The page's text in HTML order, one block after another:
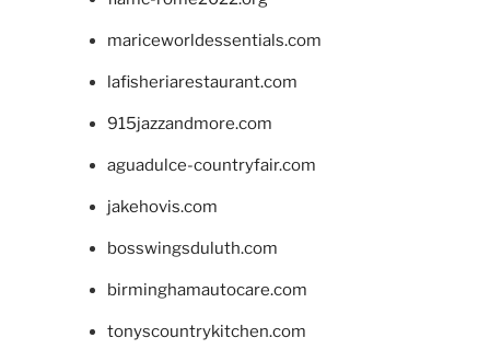
mariceworldessentials.com
lafisheriarestaurant.com
915jazzandmore.com
aguadulce-countryfair.com
jakehovis.com
bosswingsduluth.com
birminghamautocare.com
tonyscountrykitchen.com